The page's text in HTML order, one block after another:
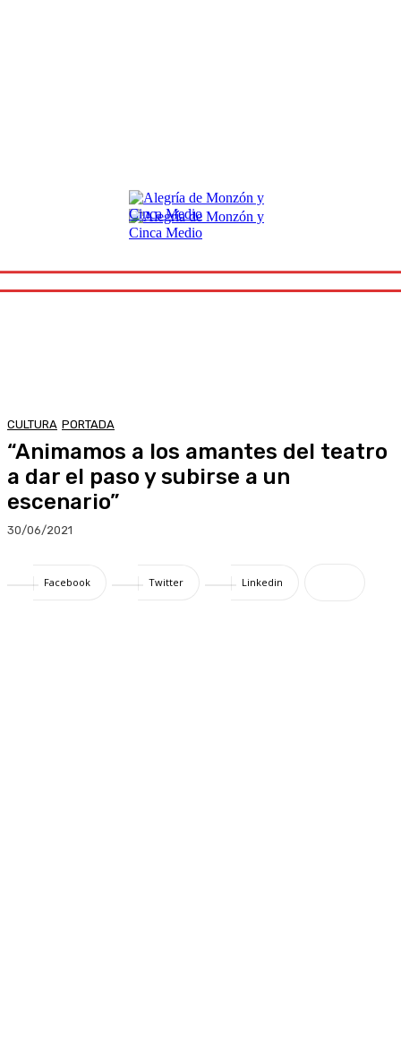
CULTURA PORTADA
“Animamos a los amantes del teatro
a dar el paso y subirse a un
escenario”
30/06/2021
Facebook Twitter Linkedin